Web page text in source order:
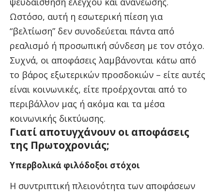
Ωστόσο, αυτή η εσωτερική πίεση για
“βελτίωση” δεν συνοδεύεται πάντα από
ρεαλισμό ή προσωπική σύνδεση με τον στόχο.
Συχνά, οι αποφάσεις λαμβάνονται κάτω από
το βάρος εξωτερικών προσδοκιών – είτε αυτές
είναι κοινωνικές, είτε προέρχονται από το
περιβάλλον μας ή ακόμα και τα μέσα
κοινωνικής δικτύωσης.
Γιατί αποτυγχάνουν οι αποφάσεις
της Πρωτοχρονιάς;
Υπερβολικά φιλόδοξοι στόχοι
Η συντριπτική πλειονότητα των αποφάσεων